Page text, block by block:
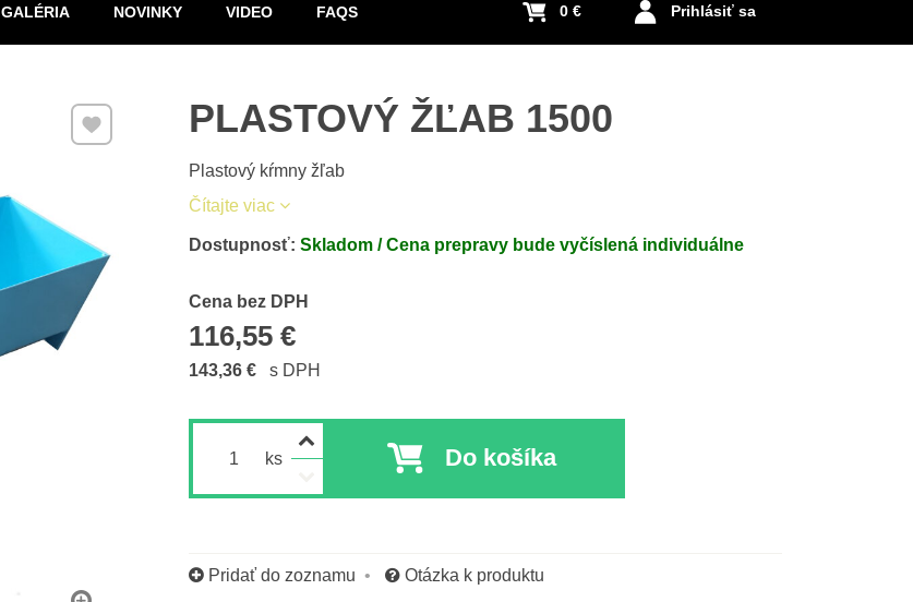
GALÉRIA NOVINKY VIDEO FAQS Prihlásiť sa
0 €
PLASTOVÝ ŽĽAB 1500
Plastový kŕmny žľab
Čítajte viac
Pridať k Obľúbeným
Dostupnosť: Skladom / Cena prepravy bude vyčíslená individuálne
Cena bez DPH
116,55 €
Cena s DPH
143,36 € s DPH
ks Do košíka
Pridať do zoznamu Otázka k produktu